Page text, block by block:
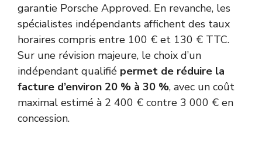
garantie Porsche Approved. En revanche, les
spécialistes indépendants affichent des taux
horaires compris entre 100 € et 130 € TTC.
Sur une révision majeure, le choix d’un
indépendant qualifié permet de réduire la
facture d’environ 20 % à 30 %, avec un coût
maximal estimé à 2 400 € contre 3 000 € en
concession.